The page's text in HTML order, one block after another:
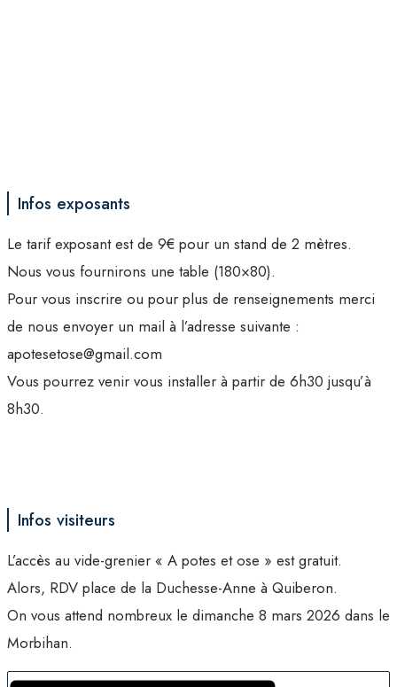
Infos exposants
Le tarif exposant est de 9€ pour un stand de 2 mètres.
Nous vous fournirons une table (180×80).
Pour vous inscrire ou pour plus de renseignements merci
de nous envoyer un mail à l’adresse suivante :
apotesetose@gmail.com
Vous pourrez venir vous installer à partir de 6h30 jusqu’à
8h30.
Infos visiteurs
L’accès au vide-grenier « A potes et ose » est gratuit.
Alors, RDV place de la Duchesse-Anne à Quiberon.
On vous attend nombreux le dimanche 8 mars 2026 dans le
Morbihan.